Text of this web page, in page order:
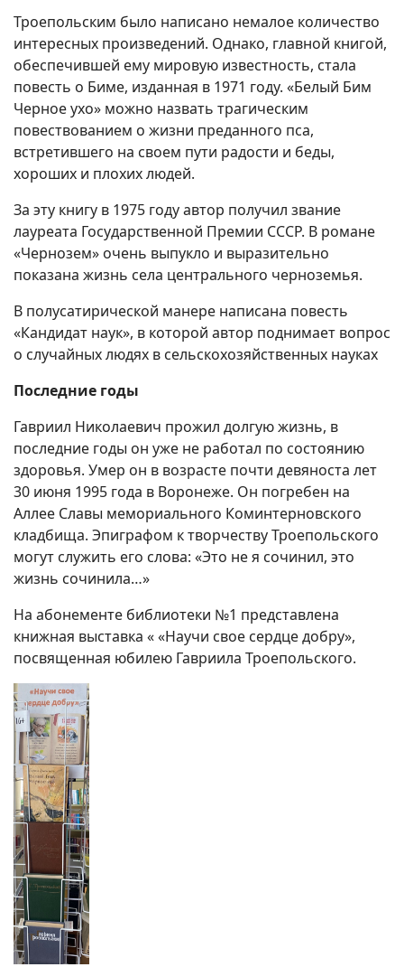
Троепольским было написано немалое количество
интересных произведений. Однако, главной книгой,
обеспечившей ему мировую известность, стала
повесть о Биме, изданная в 1971 году. «Белый Бим
Черное ухо» можно назвать трагическим
повествованием о жизни преданного пса,
встретившего на своем пути радости и беды,
хороших и плохих людей.
За эту книгу в 1975 году автор получил звание
лауреата Государственной Премии СССР. В романе
«Чернозем» очень выпукло и выразительно
показана жизнь села центрального черноземья.
В полусатирической манере написана повесть
«Кандидат наук», в которой автор поднимает вопрос
о случайных людях в сельскохозяйственных науках
Последние годы
Гавриил Николаевич прожил долгую жизнь, в
последние годы он уже не работал по состоянию
здоровья. Умер он в возрасте почти девяноста лет
30 июня 1995 года в Воронеже. Он погребен на
Аллее Славы мемориального Коминтерновского
кладбища. Эпиграфом к творчеству Троепольского
могут служить его слова: «Это не я сочинил, это
жизнь сочинила…»
На абонементе библиотеки №1 представлена
книжная выставка « «Научи свое сердце добру»,
посвященная юбилею Гавриила Троепольского.